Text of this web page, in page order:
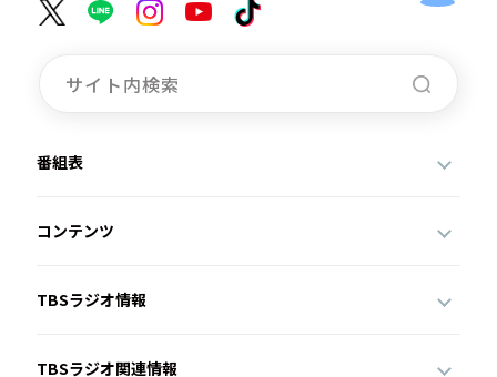
番組表
コンテンツ
TBSラジオ情報
TBSラジオ関連情報